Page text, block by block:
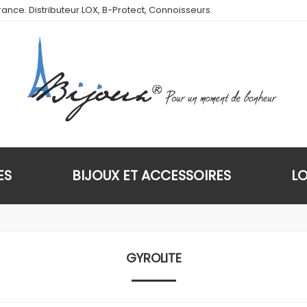
Distributeur LOX, B-Protect, Connoisseurs.
BIJOUX ET ACCESSOIRES
GYROLITE